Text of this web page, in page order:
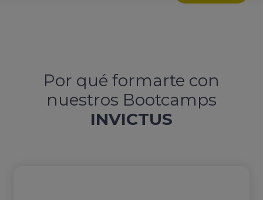
Por qué formarte con
nuestros Bootcamps
INVICTUS